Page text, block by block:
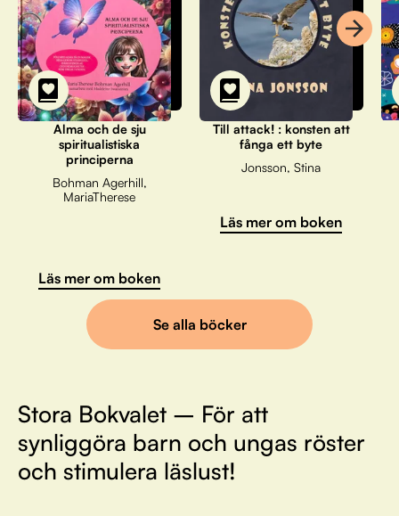
Alma och de sju
spiritualistiska
principerna
Bohman Agerhill,
MariaTherese
Läs mer om boken
Till attack! : konsten att
fånga ett byte
Jonsson, Stina
Läs mer om boken
Se alla böcker
Stora Bokvalet – För att
synliggöra barn och ungas röster
och stimulera läslust!